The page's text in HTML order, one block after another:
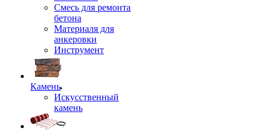
Смесь для ремонта
бетона
Материаля для
анкеровки
Инструмент
Камень
Искусственный
камень